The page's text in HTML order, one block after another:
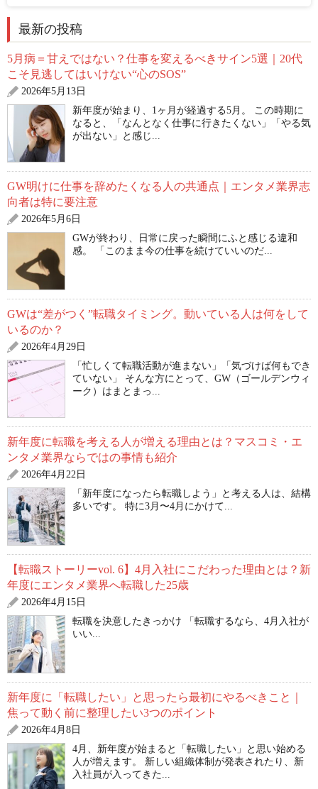
最新の投稿
5月病＝甘えではない？仕事を変えるべきサイン5選｜20代
こそ見逃してはいけない“心のSOS”
2026年5月13日
新年度が始まり、1ヶ月が経過する5月。 この時期に
なると、「なんとなく仕事に行きたくない」「やる気
が出ない」と感じ...
GW明けに仕事を辞めたくなる人の共通点｜エンタメ業界志
向者は特に要注意
2026年5月6日
GWが終わり、日常に戻った瞬間にふと感じる違和
感。 「このまま今の仕事を続けていいのだ...
GWは“差がつく”転職タイミング。動いている人は何をして
いるのか？
2026年4月29日
「忙しくて転職活動が進まない」「気づけば何もでき
ていない」 そんな方にとって、GW（ゴールデンウィ
ーク）はまとまっ...
新年度に転職を考える人が増える理由とは？マスコミ・エ
ンタメ業界ならではの事情も紹介
2026年4月22日
「新年度になったら転職しよう」と考える人は、結構
多いです。 特に3月〜4月にかけて...
【転職ストーリーvol. 6】4月入社にこだわった理由とは？新
年度にエンタメ業界へ転職した25歳
2026年4月15日
転職を決意したきっかけ 「転職するなら、4月入社が
いい...
新年度に「転職したい」と思ったら最初にやるべきこと｜
焦って動く前に整理したい3つのポイント
2026年4月8日
4月、新年度が始まると「転職したい」と思い始める
人が増えます。 新しい組織体制が発表されたり、新
入社員が入ってきた...